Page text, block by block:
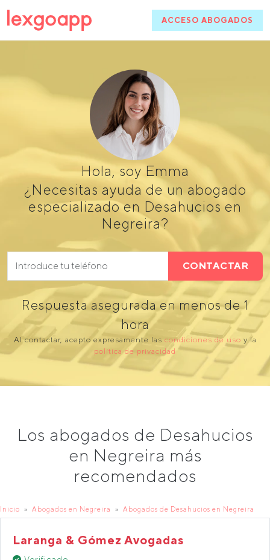
ACCESO ABOGADOS
Hola, soy Emma
¿Necesitas ayuda de un abogado
especializado en Desahucios en
Negreira?
CONTACTAR
Respuesta asegurada en menos de 1
hora
Al contactar, acepto expresamente las condiciones de uso y la
política de privacidad
Los abogados de Desahucios
en Negreira más
recomendados
Inicio Abogados en Negreira Abogados de Desahucios en Negreira
Laranga & Gómez Avogadas